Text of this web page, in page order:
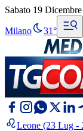
Sabato 19
Milano 31°
Leone (23 Lug -